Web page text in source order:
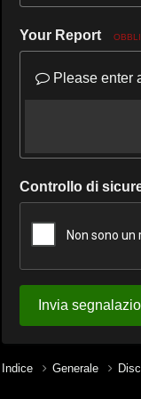
Your Report
Please enter
Controllo di
Invia
Indice Generale